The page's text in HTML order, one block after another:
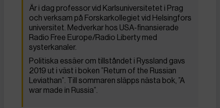
Är i dag professor vid Karlsuniversitetet i Prag
och verksam på Forskarkollegiet vid Helsingfors
universitet. Medverkar hos USA-finansierade
Radio Free Europe/Radio Liberty med
systerkanaler.
Politiska essäer om tillståndet i Ryssland gavs
2019 ut i väst i boken ”Return of the Russian
Leviathan”. Till sommaren släpps nästa bok, ”A
war made in Russia”.